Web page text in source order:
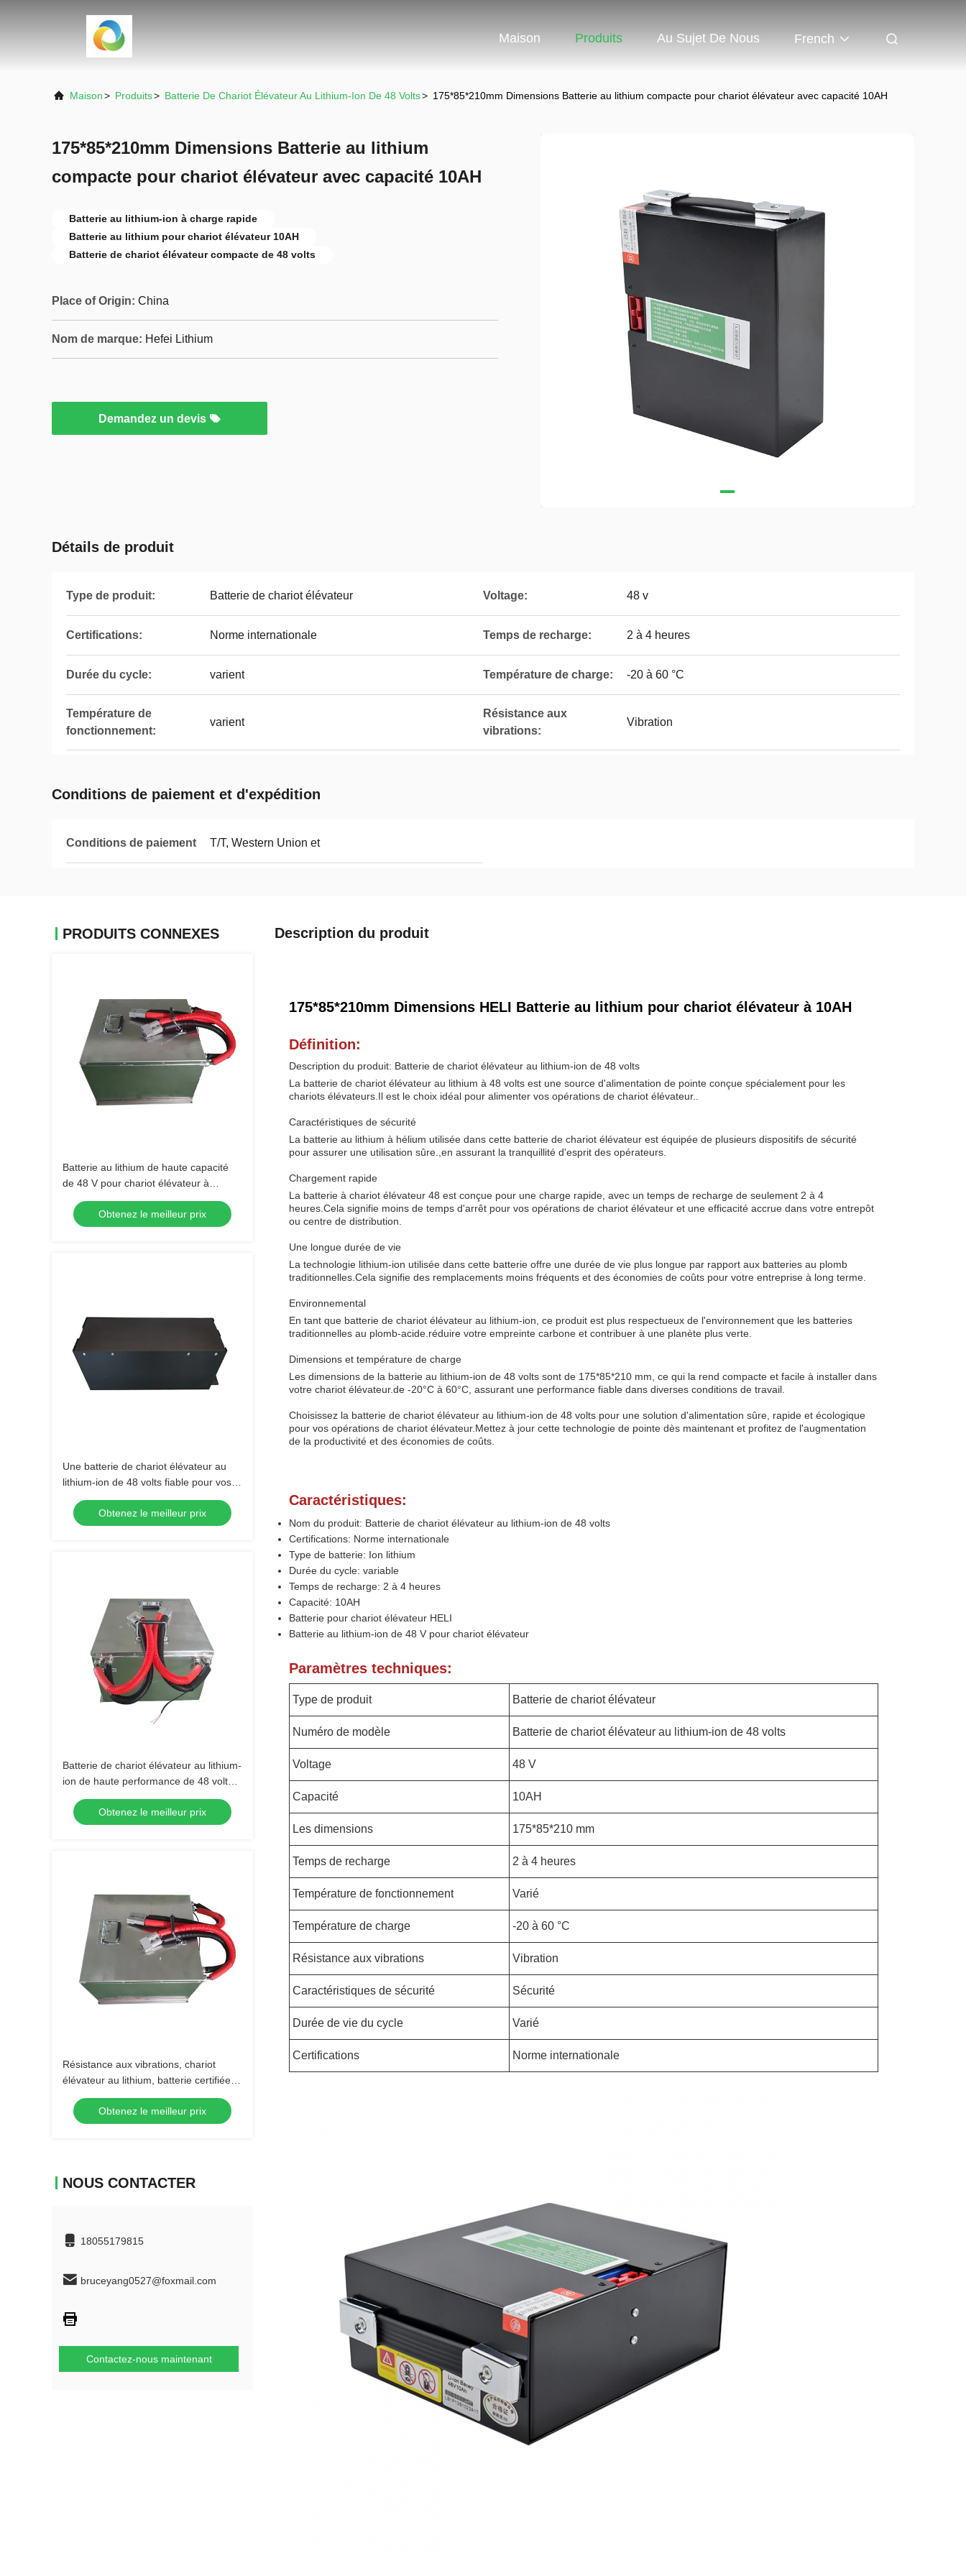
Maison Produits Au Sujet De Nous French
Maison> Produits> Batterie De Chariot Élévateur Au Lithium-Ion De 48 Volts> 175*85*210mm Dimensions Batterie au lithium compacte pour chariot élévateur avec capacité 10AH
175*85*210mm Dimensions Batterie au lithium
compacte pour chariot élévateur avec capacité 10AH
Batterie au lithium-ion à charge rapide
Batterie au lithium pour chariot élévateur 10AH
Batterie de chariot élévateur compacte de 48 volts
Place of Origin: China
Nom de marque: Hefei Lithium
Demandez un devis
Détails de produit
Type de produit: Batterie de chariot élévateur Voltage: 48 v
Certifications: Norme internationale Temps de recharge: 2 à 4 heures
Durée du cycle: varient Température de charge: -20 à 60 °C
Température de
fonctionnement:
varient
Résistance aux
vibrations:
Vibration
Conditions de paiement et d'expédition
Conditions de paiement T/T, Western Union et
PRODUITS CONNEXES
Batterie au lithium de haute capacité
de 48 V pour chariot élévateur à
fourche avec un temps de recharge
court
Obtenez le meilleur prix
Une batterie de chariot élévateur au
lithium-ion de 48 volts fiable pour vos
besoins industriels
Obtenez le meilleur prix
Batterie de chariot élévateur au lithium-
ion de haute performance de 48 volts
pour applications industrielles
Obtenez le meilleur prix
Résistance aux vibrations, chariot
élévateur au lithium, batterie certifiée
selon la norme internationale
Obtenez le meilleur prix
NOUS CONTACTER
18055179815
bruceyang0527@foxmail.com
Contactez-nous maintenant
Description du produit
175*85*210mm Dimensions HELI Batterie au lithium pour chariot élévateur à 10AH
Définition:
Description du produit: Batterie de chariot élévateur au lithium-ion de 48 volts
La batterie de chariot élévateur au lithium à 48 volts est une source d'alimentation de pointe conçue spécialement pour les
chariots élévateurs.Il est le choix idéal pour alimenter vos opérations de chariot élévateur..
Caractéristiques de sécurité
La batterie au lithium à hélium utilisée dans cette batterie de chariot élévateur est équipée de plusieurs dispositifs de sécurité
pour assurer une utilisation sûre.,en assurant la tranquillité d'esprit des opérateurs.
Chargement rapide
La batterie à chariot élévateur 48 est conçue pour une charge rapide, avec un temps de recharge de seulement 2 à 4
heures.Cela signifie moins de temps d'arrêt pour vos opérations de chariot élévateur et une efficacité accrue dans votre entrepôt
ou centre de distribution.
Une longue durée de vie
La technologie lithium-ion utilisée dans cette batterie offre une durée de vie plus longue par rapport aux batteries au plomb
traditionnelles.Cela signifie des remplacements moins fréquents et des économies de coûts pour votre entreprise à long terme.
Environnemental
En tant que batterie de chariot élévateur au lithium-ion, ce produit est plus respectueux de l'environnement que les batteries
traditionnelles au plomb-acide.réduire votre empreinte carbone et contribuer à une planète plus verte.
Dimensions et température de charge
Les dimensions de la batterie au lithium-ion de 48 volts sont de 175*85*210 mm, ce qui la rend compacte et facile à installer dans
votre chariot élévateur.de -20°C à 60°C, assurant une performance fiable dans diverses conditions de travail.
Choisissez la batterie de chariot élévateur au lithium-ion de 48 volts pour une solution d'alimentation sûre, rapide et écologique
pour vos opérations de chariot élévateur.Mettez à jour cette technologie de pointe dès maintenant et profitez de l'augmentation
de la productivité et des économies de coûts.
Caractéristiques:
Nom du produit: Batterie de chariot élévateur au lithium-ion de 48 volts
Certifications: Norme internationale
Type de batterie: Ion lithium
Durée du cycle: variable
Temps de recharge: 2 à 4 heures
Capacité: 10AH
Batterie pour chariot élévateur HELI
Batterie au lithium-ion de 48 V pour chariot élévateur
Paramètres techniques:
Type de produit Batterie de chariot élévateur
Numéro de modèle Batterie de chariot élévateur au lithium-ion de 48 volts
Voltage 48 V
Capacité 10AH
Les dimensions 175*85*210 mm
Temps de recharge 2 à 4 heures
Température de fonctionnement Varié
Température de charge -20 à 60 °C
Résistance aux vibrations Vibration
Caractéristiques de sécurité Sécurité
Durée de vie du cycle Varié
Certifications Norme internationale